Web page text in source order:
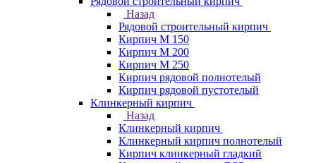
Назад
Рядовой строительный кирпич
Кирпич М 150
Кирпич М 200
Кирпич М 250
Кирпич рядовой полнотелый
Кирпич рядовой пустотелый
Клинкерный кирпич
Назад
Клинкерный кирпич
Клинкерный кирпич полнотелый
Кирпич клинкерный гладкий